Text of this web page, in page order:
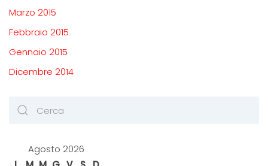
Marzo 2015
Febbraio 2015
Gennaio 2015
Dicembre 2014
Agosto 2026